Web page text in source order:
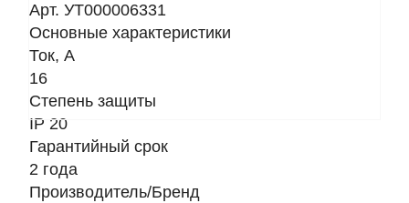
Арт. УТ000006331
Основные характеристики
Ток, A
16
Степень защиты
IP 20
Гарантийный срок
2 года
Производитель/Бренд